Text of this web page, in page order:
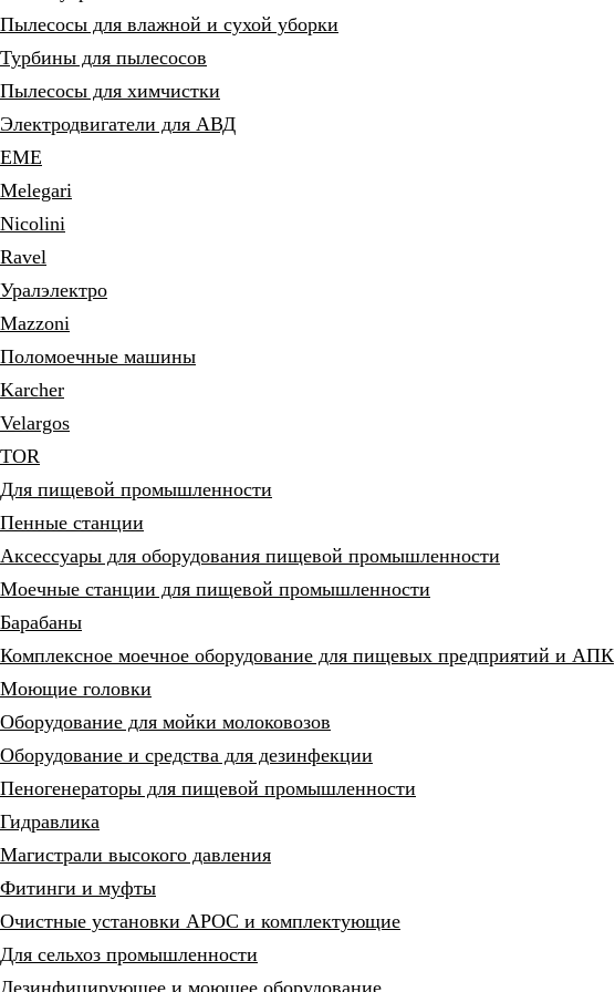
Пылесосы для влажной и сухой уборки
Турбины для пылесосов
Пылесосы для химчистки
Электродвигатели для АВД
EME
Melegari
Nicolini
Ravel
Уралэлектро
Mazzoni
Поломоечные машины
Karcher
Velargos
TOR
Для пищевой промышленности
Пенные станции
Аксессуары для оборудования пищевой промышленности
Моечные станции для пищевой промышленности
Барабаны
Комплексное моечное оборудование для пищевых предприятий и АПК
Моющие головки
Оборудование для мойки молоковозов
Оборудование и средства для дезинфекции
Пеногенераторы для пищевой промышленности
Гидравлика
Магистрали высокого давления
Фитинги и муфты
Очистные установки АРОС и комплектующие
Для сельхоз промышленности